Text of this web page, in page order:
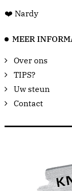
❤️ Nardy
MEER
Over ons
TIPS?
Uw steun
Contact